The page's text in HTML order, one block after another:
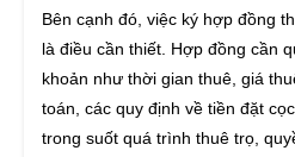
Bên cạnh đó, việc ký hợp đồng
là điều cần thiết. Hợp đồng cần
khoản như thời gian thuê, giá
toán, các quy định về tiền đặt
trong suốt quá trình thuê trọ,